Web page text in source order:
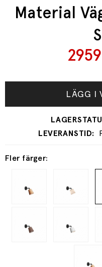
Material
2959
Fler färger:
LÄGG I